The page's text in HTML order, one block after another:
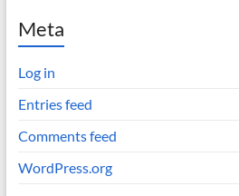
Meta
Log in
Entries feed
Comments feed
WordPress.org